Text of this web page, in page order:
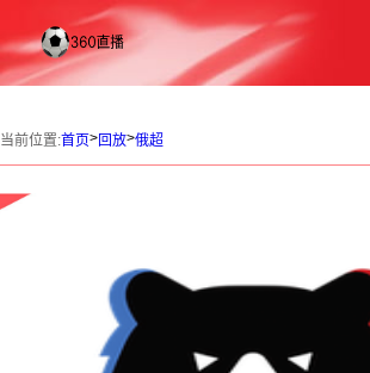
当前位置:首页>回放>俄超